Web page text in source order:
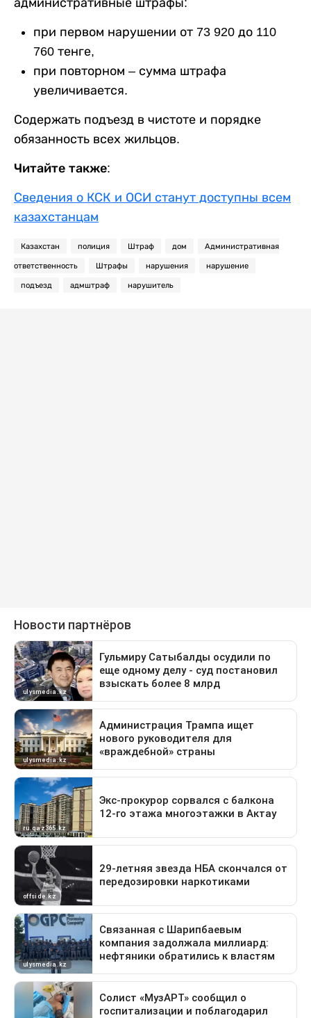
при первом нарушении от 73 920 до 110
760 тенге,
при повторном – сумма штрафа
увеличивается.
Содержать подъезд в чистоте и порядке
обязанность всех жильцов.
Читайте также:
Сведения о КСК и ОСИ станут доступны всем
казахстанцам
Казахстан полиция Штраф дом Административная
ответственность Штрафы нарушения нарушение
подъезд адмштраф нарушитель